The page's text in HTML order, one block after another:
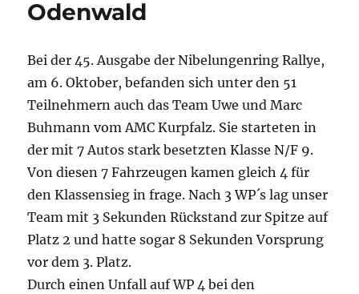
Odenwald
Bei der 45. Ausgabe der Nibelungenring Rallye,
am 6. Oktober, befanden sich unter den 51
Teilnehmern auch das Team Uwe und Marc
Buhmann vom AMC Kurpfalz. Sie starteten in
der mit 7 Autos stark besetzten Klasse N/F 9.
Von diesen 7 Fahrzeugen kamen gleich 4 für
den Klassensieg in frage. Nach 3 WP´s lag unser
Team mit 3 Sekunden Rückstand zur Spitze auf
Platz 2 und hatte sogar 8 Sekunden Vorsprung
vor dem 3. Platz.
Durch einen Unfall auf WP 4 bei den